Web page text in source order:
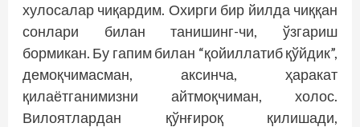
хулосалар чиқардим. Охирги бир йилда чиққан
сонлари билан танишинг-чи, ўзгариш
бормикан. Бу гапим билан “қойиллатиб қўйдик”,
демоқчимасман, аксинча, ҳаракат
қилаётганимизни айтмоқчиман, холос.
Вилоятлардан қўнғироқ қилишади,